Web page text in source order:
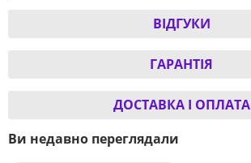
ВІДГУКИ
ГАРАНТІЯ
ДОСТАВКА І ОПЛАТА
Ви недавно переглядали